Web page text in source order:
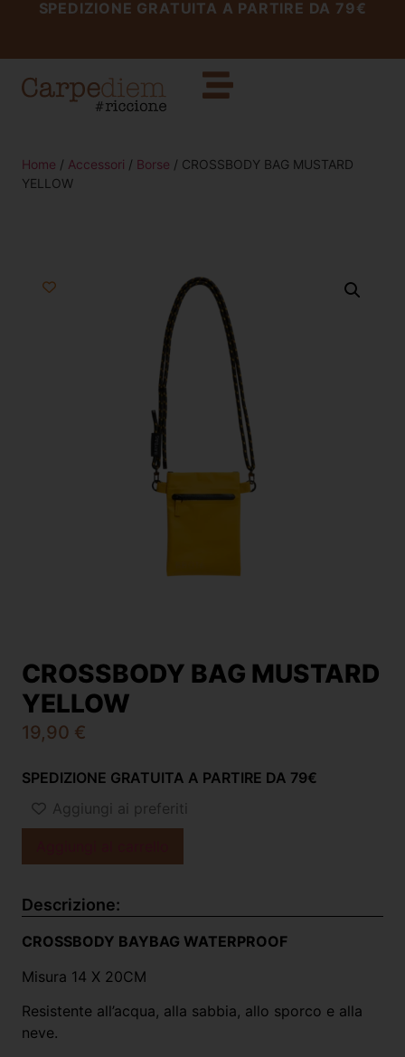
SPEDIZIONE GRATUITA A PARTIRE DA 79€
Home / Accessori / Borse / CROSSBODY BAG MUSTARD
YELLOW
CROSSBODY BAG MUSTARD
YELLOW
19,90 €
SPEDIZIONE GRATUITA A PARTIRE DA 79€
Aggiungi ai preferiti
Descrizione:
CROSSBODY BAYBAG WATERPROOF
Misura 14 X 20CM
Resistente all’acqua, alla sabbia, allo sporco e alla
neve.